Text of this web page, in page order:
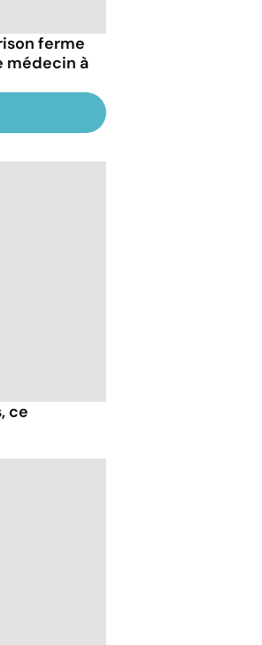
ferme
médecin à
ce